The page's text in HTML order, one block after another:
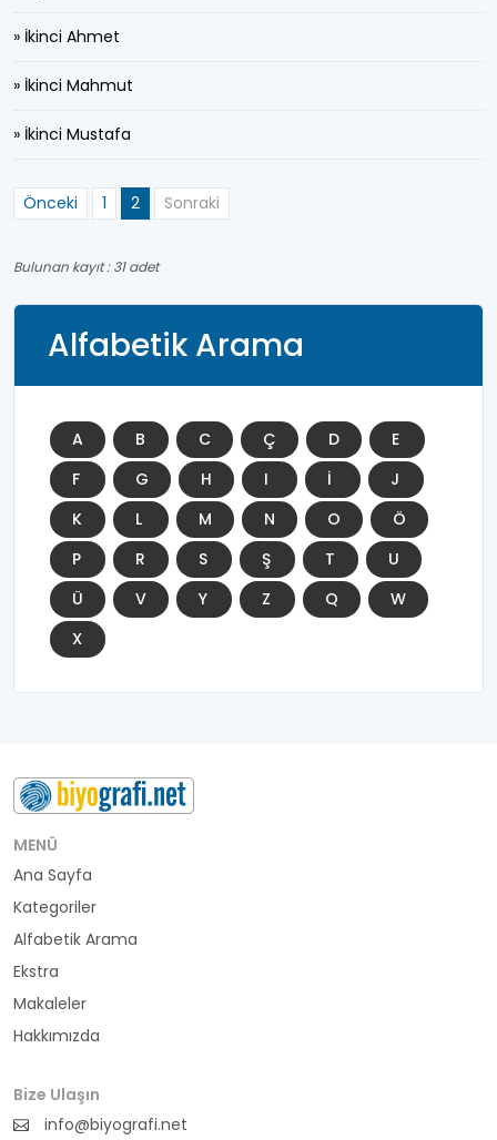
» İkinci Ahmet
» İkinci Mahmut
» İkinci Mustafa
Önceki 1 2 Sonraki
Bulunan kayıt : 31 adet
Alfabetik Arama
A B C Ç D
E
F
G H I İ
J
K
L M N O
Ö
P
R S Ş T
U
Ü
V Y Z Q
W
X
MENÜ
Ana Sayfa
Kategoriler
Alfabetik Arama
Ekstra
Makaleler
Hakkımızda
Bize Ulaşın
info@biyografi.net